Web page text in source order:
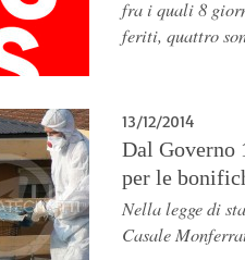
fra i quali 8
feriti, quattro
13/12/2014
Dal Governo
per le
Nella legge di
Casale